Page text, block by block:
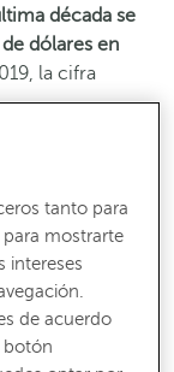
década se
dólares en
la cifra
cuyos
en su totalidad,
ya sean
alineados
promueven la
tanto para
mostrarte
intereses
de acuerdo
botón